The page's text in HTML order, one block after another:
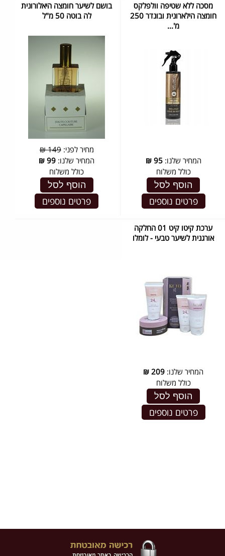
מסכה ללא שטיפה וולפלקס
חומצה הילארונית ובונדר 250
מ'...
המחיר שלנו:95
₪
כולל משלוח
הוסף לסל
פרטים נוספים
בושם לשיער חומצה היאלורונית
לה בוטה 50 מ"ל
מחיר לפני:149 ₪
המחיר שלנו: 99
₪
כולל משלוח
הוסף לסל
פרטים נוספים
ערכת קיטו קיט 01 החלקה
אורגנית לשיער טבעי - לומלו
המחיר שלנו: 209
₪
כולל משלוח
הוסף לסל
פרטים נוספים